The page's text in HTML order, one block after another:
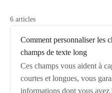
6 articles
Comment personnaliser les
champs de texte long
Ces champs vous aident à
courtes et longues, vous
informations dont vous avez